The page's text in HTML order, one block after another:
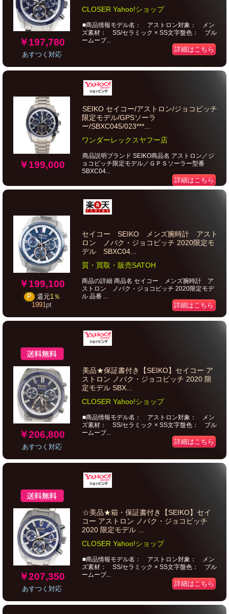
￥197,780
あすつく対応
CLOSER Yahoo!ショップ
■商品情報モデル名： アストロン対象： メン
ズ素材： SS/セラミック × SS文字盤色： ブル
ームーブ...
詳細はこちら
￥199,000
SEIKO セイコー/アストロン/ジョコビッチ
限定モデル/GPSソーラ
ー/SBXC045/023***...
ワンダーレックスヤフー店
商品説明ブランド SEIKO商品名 アストロン／ジ
ョコビッチ限定モデル／ＧＰＳソーラー型番
SBXC04...
詳細はこちら
￥199,100
P 還元1％
1991 pt
セイコー SEIKO メンズ腕時計 アスト
ロン ノバク・ジョコビッチ 2020限定モ
デル SBXC04...
質・買取・販売SATOH
商品の詳細 商品名 セイコー メンズ腕時計 ア
ストロン ノバク・ジョコビッチ 2020限定モデ
ル 品番 ...
詳細はこちら
￥206,800
あすつく対応
美品★保証書付き【SEIKO】セイコー ア
ストロン ノバク・ジョコビッチ 2020 限
定モデル SBX...
CLOSER Yahoo!ショップ
■商品情報モデル名： アストロン対象： メン
ズ素材： SS/セラミック × SS文字盤色： ブル
ームーブ...
詳細はこちら
￥207,350
あすつく対応
☆美品★箱・保証書付き【SEIKO】セイ
コー アストロン ノバク・ジョコビッチ
2020 限定モデル ...
CLOSER Yahoo!ショップ
■商品情報モデル名： アストロン対象： メン
ズ素材： SS/セラミック × SS文字盤色： ブル
ームーブ...
詳細はこちら